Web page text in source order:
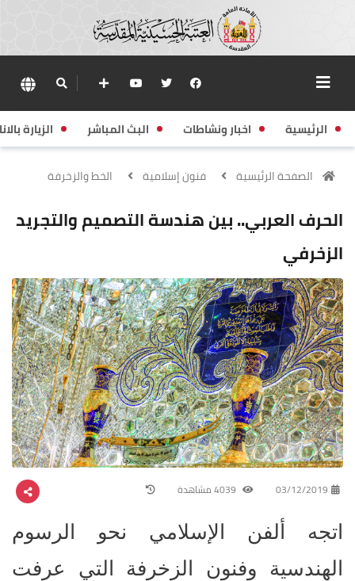
الرئيسية اخبار ونشاطات البث المباشر الزيارة
الصفحة الرئيسية فنون إسلامية الخط والزخرفة
الحرف العربي.. بين هندسة التصميم والتجريد
الزخرفي
03/12/2019
اتجه ألفن الإسلامي نحو الرسوم
الهندسية وفنون الزخرفة التي عرفت